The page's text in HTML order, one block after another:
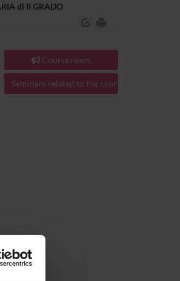
di II GRADO
Course news
Seminars related to the course